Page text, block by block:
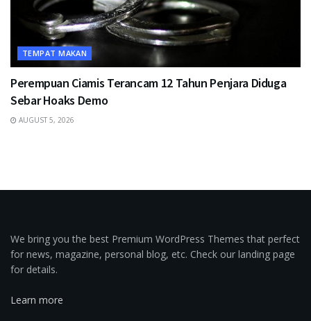
TEMPAT MAKAN
Perempuan Ciamis Terancam 12 Tahun Penjara Diduga
Sebar Hoaks Demo
AUGUST 5, 2026
We bring you the best Premium WordPress Themes that perfect
for news, magazine, personal blog, etc. Check our landing page
for details.
Learn more